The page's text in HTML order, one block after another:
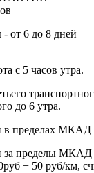
- от 6 до 8 дней
с 5 часов утра.
до 6 утра.
в пределах МКАД
за пределы МКАД
+ 50 руб/км,